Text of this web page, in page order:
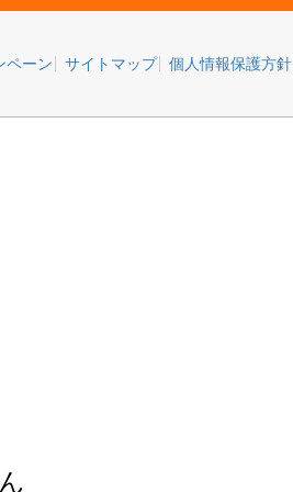
ペーン サイトマップ 個人情報保護方針